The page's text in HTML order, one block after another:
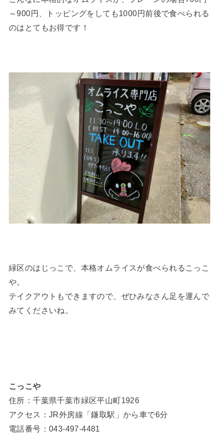
～900円、トッピングをしても1000円前後で食べられる
のはとてもお得です！
緑区のはじっこで、本格オムライスが食べられるこっこ
や。
テイクアウトもできますので、ぜひみなさん足を運んで
みてくださいね。
こっこや
住所：千葉県千葉市緑区平山町1926
アクセス：JR外房線「鎌取駅」から車で6分
電話番号：043-497-4481